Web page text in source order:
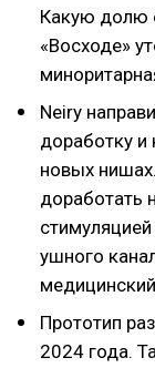
Какую долю
«Восходе»
Neiry
доработку
новых
доработать
ушного
Прототип
2024 года.